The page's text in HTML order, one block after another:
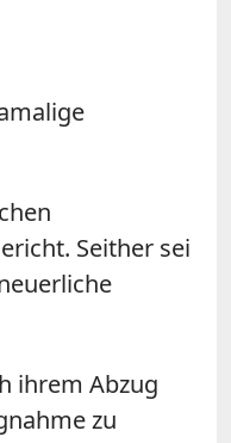
Seither sei
ihrem Abzug
zu